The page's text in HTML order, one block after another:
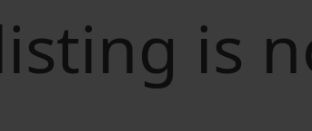
is